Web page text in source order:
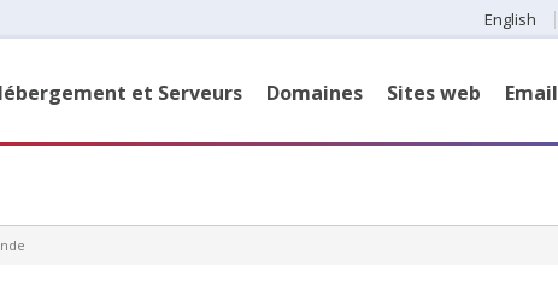
English
et Serveurs Domaines Sites web Email